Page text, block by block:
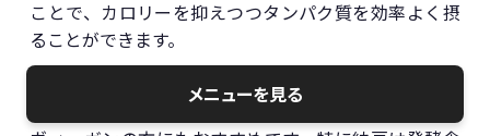
ことで、カロリーを抑えつつタンパク質を効率よく摂
ることができます。
大豆製品では、豆腐や納豆が代表的です。これらは植
メニューを見る